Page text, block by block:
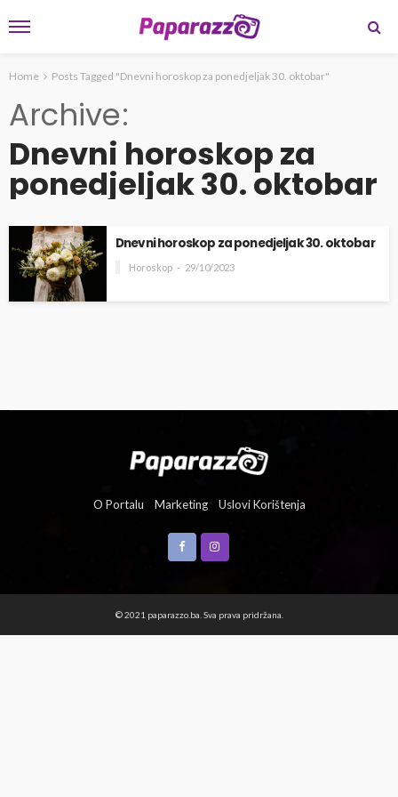
Home Posts Tagged "Dnevni horoskop za ponedjeljak 30. oktobar"
Archive
Dnevni horoskop za
ponedjeljak 30. oktobar
Dnevni horoskop za ponedjeljak 30. oktobar
Horoskop 29/10/2023
O Portalu Marketing Uslovi Korištenja
© 2021 paparazzo.ba. Sva prava pridržana.